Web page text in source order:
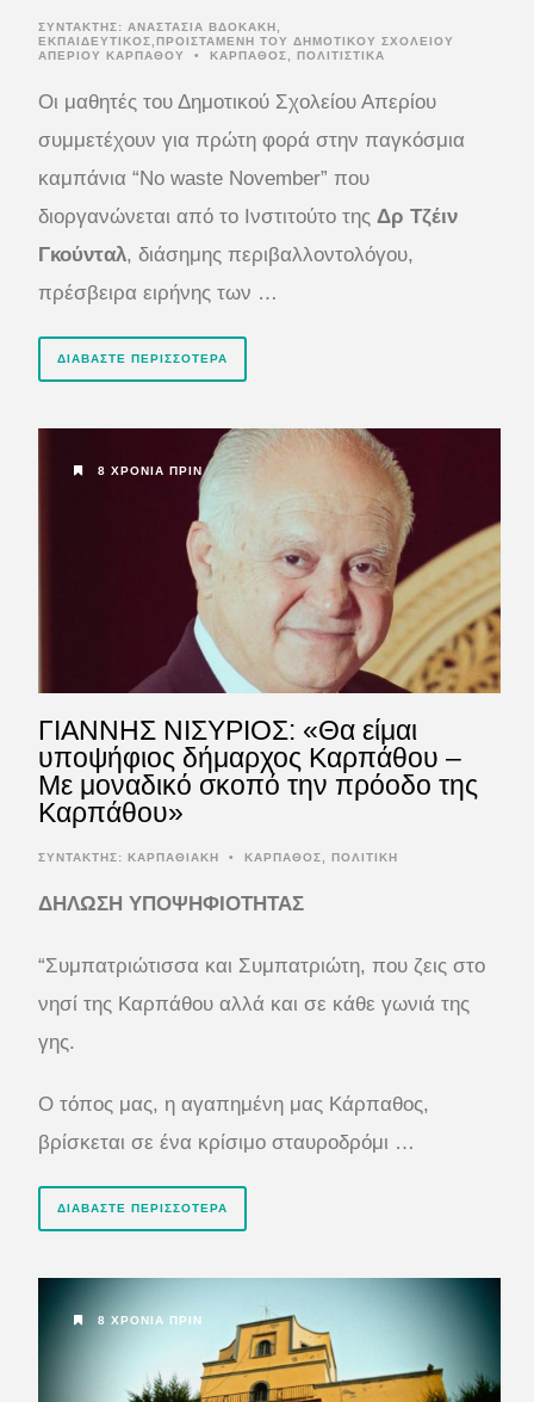
ΣΥΝΤΆΚΤΗΣ: ΑΝΑΣΤΑΣΙΑ ΒΔΟΚΑΚΗ,
ΕΚΠΑΙΔΕΥΤΙΚΟΣ,ΠΡΟΙΣΤΑΜΕΝΗ ΤΟΥ ΔΗΜΟΤΙΚΟΥ ΣΧΟΛΕΙΟΥ
ΑΠΕΡΙΟΥ ΚΑΡΠΑΘΟΥ
• ΚΑΡΠΑΘΟΣ, ΠΟΛΙΤΙΣΤΙΚΑ
Οι μαθητές του Δημοτικού Σχολείου Απερίου
συμμετέχουν για πρώτη φορά στην παγκόσμια
καμπάνια “No waste November” που
διοργανώνεται από το Ινστιτούτο της Δρ Τζέιν
Γκούνταλ, διάσημης περιβαλλοντολόγου,
πρέσβειρα ειρήνης των …
ΔΙΑΒΆΣΤΕ ΠΕΡΙΣΣΌΤΕΡΑ
8 ΧΡΌΝΙΑ ΠΡΙΝ
ΓΙΑΝΝΗΣ ΝΙΣΥΡΙΟΣ: «Θα είμαι
υποψήφιος δήμαρχος Καρπάθου –
Με μοναδικό σκοπό την πρόοδο της
Καρπάθου»
ΣΥΝΤΆΚΤΗΣ: ΚΑΡΠΑΘΙΑΚΗ • ΚΑΡΠΑΘΟΣ ΠΟΛΙΤΙΚΗ
ΔΗΛΩΣΗ ΥΠΟΨΗΦΙΟΤΗΤΑΣ
“Συμπατριώτισσα και Συμπατριώτη, που ζεις στο
νησί της Καρπάθου αλλά και σε κάθε γωνιά της
γης.
Ο τόπος μας, η αγαπημένη μας Κάρπαθος,
βρίσκεται σε ένα κρίσιμο σταυροδρόμι …
ΔΙΑΒΆΣΤΕ ΠΕΡΙΣΣΌΤΕΡΑ
8 ΧΡΌΝΙΑ ΠΡΙΝ